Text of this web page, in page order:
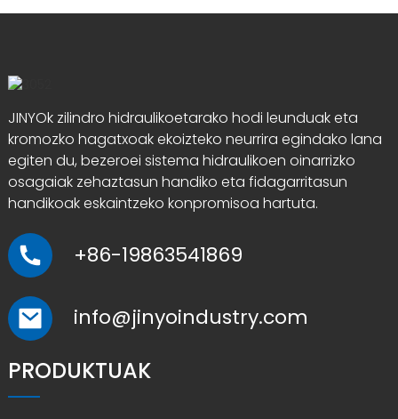
JINYOk zilindro hidraulikoetarako hodi leunduak eta
kromozko hagatxoak ekoizteko neurrira egindako lana
egiten du, bezeroei sistema hidraulikoen oinarrizko
osagaiak zehaztasun handiko eta fidagarritasun
handikoak eskaintzeko konpromisoa hartuta.
+86-19863541869
info@jinyoindustry.com
PRODUKTUAK